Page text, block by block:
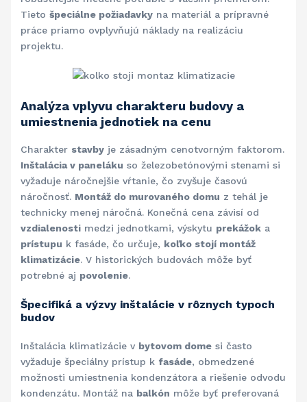
Tieto špeciálne požiadavkyna materiál a prípravné
práce priamo ovplyvňujú náklady na realizáciu
projektu.
Analýza vplyvu charakteru budovy a
umiestnenia jednotiek na cenu
Charakter stavbyje zásadným cenotvorným faktorom.
Inštalácia v paneláku so železobetónovými stenami si
vyžaduje náročnejšie vŕtanie, čo zvyšuje časovú
náročnosť. Montáž do murovaného domu z tehál je
technicky menej náročná. Konečná cena závisí od
vzdialenostimedzi jednotkami, výskytu prekážoka
prístupu k fasáde, čo určuje, koľko stojí montáž
klimatizácie. V historických budovách môže byť
potrebné aj povolenie.
Špecifiká a výzvy inštalácie v rôznych typoch
budov
Inštalácia klimatizácie v bytovom domesi často
vyžaduje špeciálny prístup k fasáde, obmedzené
možnosti umiestnenia kondenzátora a riešenie odvodu
kondenzátu. Montáž na balkón môže byť preferovaná